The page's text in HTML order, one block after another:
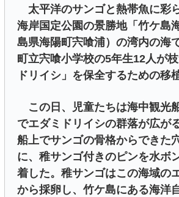
太平洋のサンゴと熱帯魚に彩
海岸国定公園の景勝地「竹ケ島
島県海陽町宍喰浦）の湾内の海
町立宍喰小学校の5年生12人が
ドリイシ」を保全するための移
この日、児童たちは海中観光
でエダミドリイシの群落が広が
船上でサンゴの骨格からできた
に、稚サンゴ付きのピンを水ボ
着した。稚サンゴはこの海域の
から採卵し、竹ケ島にある海洋